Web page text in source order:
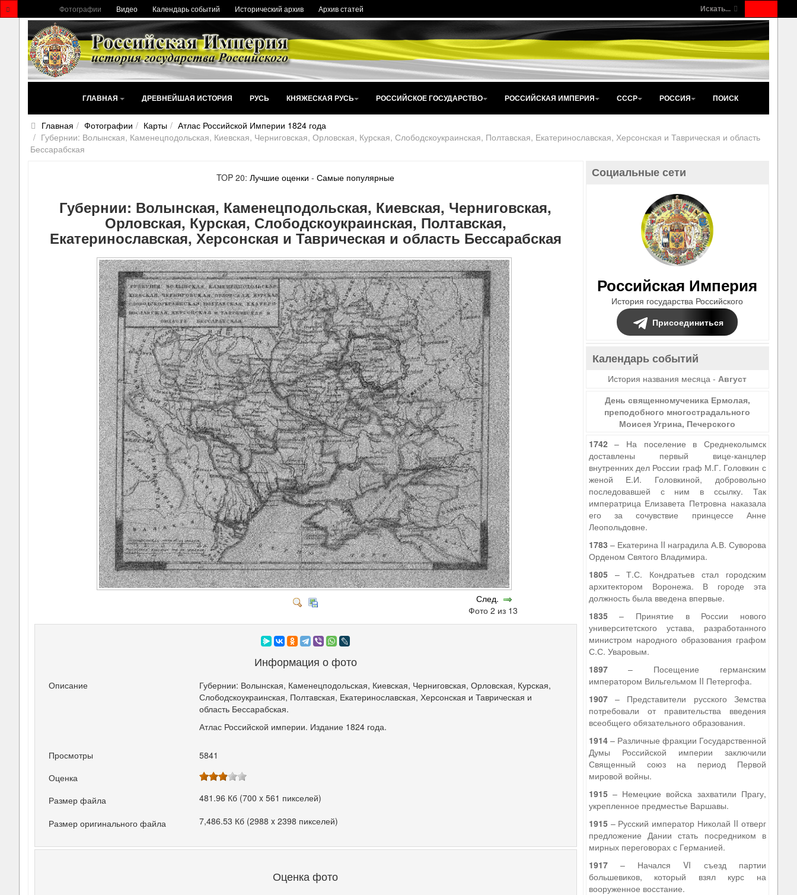
Искать...
Фотографии Видео Календарь событий Исторический архив Архив статей
ГЛАВНАЯ ДРЕВНЕЙШАЯ ИСТОРИЯ РУСЬ КНЯЖЕСКАЯ РУСЬ РОССИЙСКОЕ ГОСУДАРСТВО РОССИЙСКАЯ ИМПЕРИЯ СССР РОССИЯ ПОИСК
Главная Фотографии Карты
Атлас Российской Империи 1824 года
Губернии: Волынская, Каменецподольская, Киевская, Черниговская, Орловская, Курская, Слободскоукраинская, Полтавская, Екатеринославская, Херсонская и Таврическая и область
Бессарабская
TOP 20:Лучшие оценки -Самые популярные
Губернии: Волынская, Каменецподольская, Киевская, Черниговская,
Орловская, Курская, Слободскоукраинская, Полтавская,
Екатеринославская, Херсонская и Таврическая и область Бессарабская
След.
Фото 2 из 13
Информация о фото
Описание
Губернии: Волынская, Каменецподольская, Киевская, Черниговская, Орловская, Курская,
Слободскоукраинская, Полтавская, Екатеринославская, Херсонская и Таврическая и
область Бессарабская.
Атлас Российской империи. Издание 1824 года.
Просмотры
5841
Оценка
Размер файла
481.96 Кб (700 x 561 пикселей)
Размер оригинального файла 7,486.53 Кб (2988 x 2398 пикселей)
Оценка фото
Социальные сети
Российская Империя
История государства Российского
Присоединиться
Календарь событий
История названия месяца -Август
День священномученика Ермолая,
преподобного многострадального
Моисея Угрина, Печерского
1742– На поселение в Среднеколымск
доставлены первый вице-канцлер
внутренних дел России граф М.Г. Головкин с
женой Е.И. Головкиной, добровольно
последовавшей с ним в ссылку. Так
императрица Елизавета Петровна наказала
его за сочувствие принцессе Анне
Леопольдовне.
1783 – Екатерина II наградила А.В. Суворова
Орденом Святого Владимира.
1805– Т.С. Кондратьев стал городским
архитектором Воронежа. В городе эта
должность была введена впервые.
1835– Принятие в России нового
университетского устава, разработанного
министром народного образования графом
С.С. Уваровым.
1897– Посещение германским
императором Вильгельмом II Петергофа.
1907– Представители русского Земства
потребовали от правительства введения
всеобщего обязательного образования.
1914– Различные фракции Государственной
Думы Российской империи заключили
Священный союз на период Первой
мировой войны.
1915– Немецкие войска захватили Прагу,
укрепленное предместье Варшавы.
1915– Русский император Николай II отверг
предложение Дании стать посредником в
мирных переговорах с Германией.
1917– Начался VI съезд партии
большевиков, который взял курс на
вооруженное восстание.